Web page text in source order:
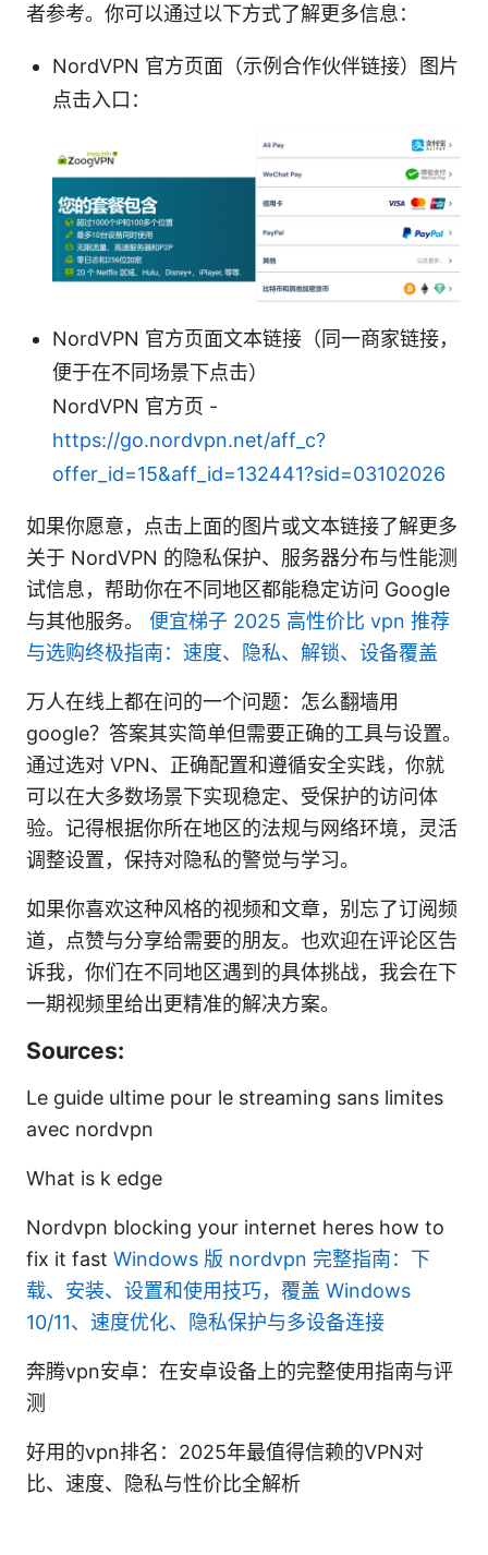
者参考。你可以通过以下方式了解更多信息：
NordVPN 官方页面（示例合作伙伴链接）图片
点击入口：
NordVPN 官方页面文本链接（同一商家链接，
便于在不同场景下点击）
NordVPN 官方页 -
https://go.nordvpn.net/aff_c?
offer_id=15&aff_id=132441?sid=03102026
如果你愿意，点击上面的图片或文本链接了解更多
关于 NordVPN 的隐私保护、服务器分布与性能测
试信息，帮助你在不同地区都能稳定访问 Google
与其他服务。 便宜梯子 2025 高性价比 vpn 推荐
与选购终极指南：速度、隐私、解锁、设备覆盖
万人在线上都在问的一个问题：怎么翻墙用
google？答案其实简单但需要正确的工具与设置。
通过选对 VPN、正确配置和遵循安全实践，你就
可以在大多数场景下实现稳定、受保护的访问体
验。记得根据你所在地区的法规与网络环境，灵活
调整设置，保持对隐私的警觉与学习。
如果你喜欢这种风格的视频和文章，别忘了订阅频
道，点赞与分享给需要的朋友。也欢迎在评论区告
诉我，你们在不同地区遇到的具体挑战，我会在下
一期视频里给出更精准的解决方案。
Sources:
Le guide ultime pour le streaming sans limites
avec nordvpn
What is k edge
Nordvpn blocking your internet heres how to
fix it fast Windows 版 nordvpn 完整指南：下
载、安装、设置和使用技巧，覆盖 Windows
10/11、速度优化、隐私保护与多设备连接
奔腾vpn安卓：在安卓设备上的完整使用指南与评
测
好用的vpn排名：2025年最值得信赖的VPN对
比、速度、隐私与性价比全解析